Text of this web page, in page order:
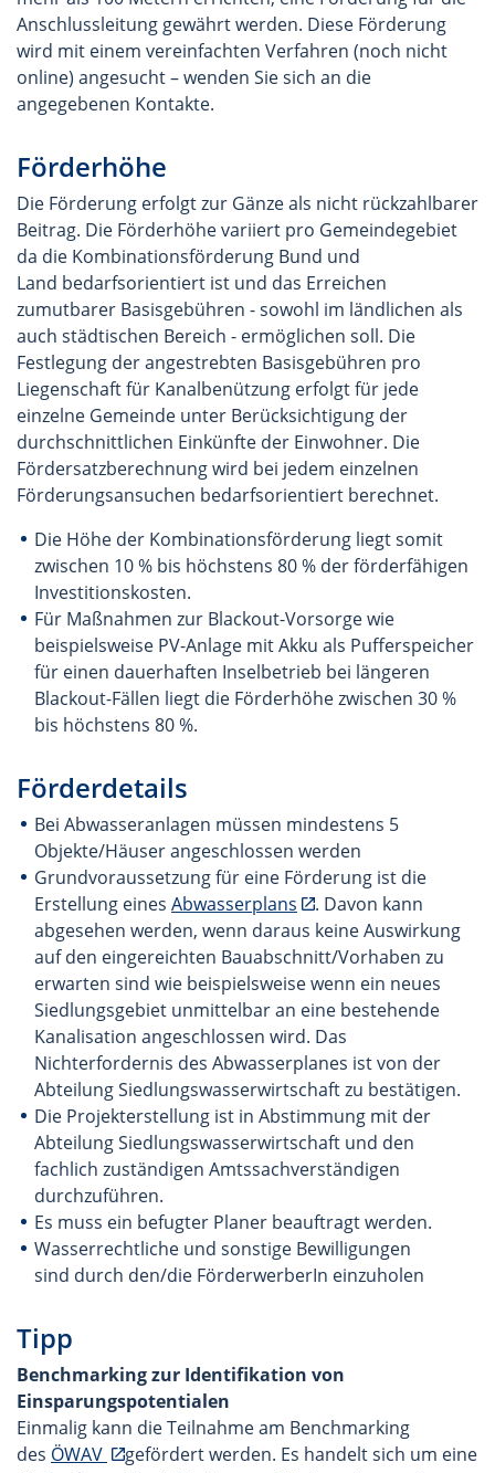
Anschlussleitung gewährt werden. Diese Förderung
wird mit einem vereinfachten Verfahren (noch nicht
online) angesucht – wenden Sie sich an die
angegebenen Kontakte.
Förderhöhe
Die Förderung erfolgt zur Gänze als nicht rückzahlbarer
Beitrag. Die Förderhöhe variiert pro Gemeindegebiet
da die Kombinationsförderung Bund und
Land bedarfsorientiert ist und das Erreichen
zumutbarer Basisgebühren - sowohl im ländlichen als
auch städtischen Bereich - ermöglichen soll. Die
Festlegung der angestrebten Basisgebühren pro
Liegenschaft für Kanalbenützung erfolgt für jede
einzelne Gemeinde unter Berücksichtigung der
durchschnittlichen Einkünfte der Einwohner. Die
Fördersatzberechnung wird bei jedem einzelnen
Förderungsansuchen bedarfsorientiert berechnet.
Die Höhe der Kombinationsförderung liegt somit
zwischen 10 % bis höchstens 80 % der förderfähigen
Investitionskosten.
Für Maßnahmen zur Blackout-Vorsorge wie
beispielsweise PV-Anlage mit Akku als Pufferspeicher
für einen dauerhaften Inselbetrieb bei längeren
Blackout-Fällen liegt die Förderhöhe zwischen 30 %
bis höchstens 80 %.
Förderdetails
Bei Abwasseranlagen müssen mindestens 5
Objekte/Häuser angeschlossen werden
Grundvoraussetzung für eine Förderung ist die
Erstellung eines Abwasserplans
. Davon kann
abgesehen werden, wenn daraus keine Auswirkung
auf den eingereichten Bauabschnitt/Vorhaben zu
erwarten sind wie beispielsweise wenn ein neues
Siedlungsgebiet unmittelbar an eine bestehende
Kanalisation angeschlossen wird. Das
Nichterfordernis des Abwasserplanes ist von der
Abteilung Siedlungswasserwirtschaft zu bestätigen.
Die Projekterstellung ist in Abstimmung mit der
Abteilung Siedlungswasserwirtschaft und den
fachlich zuständigen Amtssachverständigen
durchzuführen.
Es muss ein befugter Planer beauftragt werden.
Wasserrechtliche und sonstige Bewilligungen
sind durch den/die FörderwerberIn einzuholen
Tipp
Benchmarking zur Identifikation von
Einsparungspotentialen
Einmalig kann die Teilnahme am Benchmarking
des ÖWAV
gefördert werden. Es handelt sich um eine